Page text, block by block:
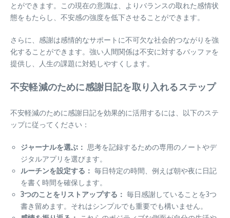
とができます。この現在の意識は、よりバランスの取れた感情状
態をもたらし、不安感の強度を低下させることができます。
さらに、感謝は感情的なサポートに不可欠な社会的つながりを強
化することができます。強い人間関係は不安に対するバッファを
提供し、人生の課題に対処しやすくします。
不安軽減のために感謝日記を取り入れるステップ
不安軽減のために感謝日記を効果的に活用するには、以下のステ
ップに従ってください：
ジャーナルを選ぶ： 思考を記録するための専用のノートやデ
ジタルアプリを選びます。
ルーチンを設定する： 毎日特定の時間、例えば朝や夜に日記
を書く時間を確保します。
3つのことをリストアップする： 毎日感謝していることを3つ
書き留めます。それはシンプルでも重要でも構いません。